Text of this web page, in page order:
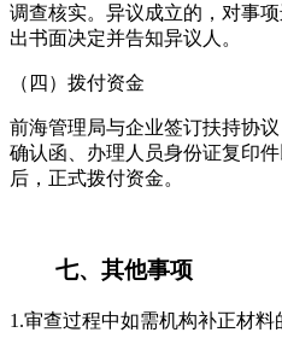
调查核实。异议成立的，对事
出书面决定并告知异议人。
（四）拨付资金
前海管理局与企业签订扶持协
确认函、办理人员身份证复印
后，正式拨付资金。
七、其他事项
1.审查过程中如需机构补正材料